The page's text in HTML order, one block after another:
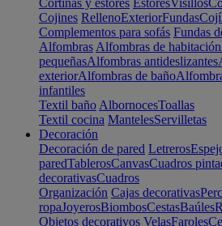
Cortinas y estores EstoresVisillos
Cojines RellenoExteriorFundas
Complementos para sofás Fundas
Alfombras Alfombras de habitación
pequeñasAlfombras antideslizantes
exteriorAlfombras de baño
infantiles
Textil baño AlbornocesToallas
Textil cocina MantelesServilletas
Decoración
Decoración de pared Letreros
paredTablerosCanvasCuadros
decorativasCuadros
Organización Cajas decorativas
ropaJoyerosBiombosCestasBaúles
Objetos decorativos VelasFaroles